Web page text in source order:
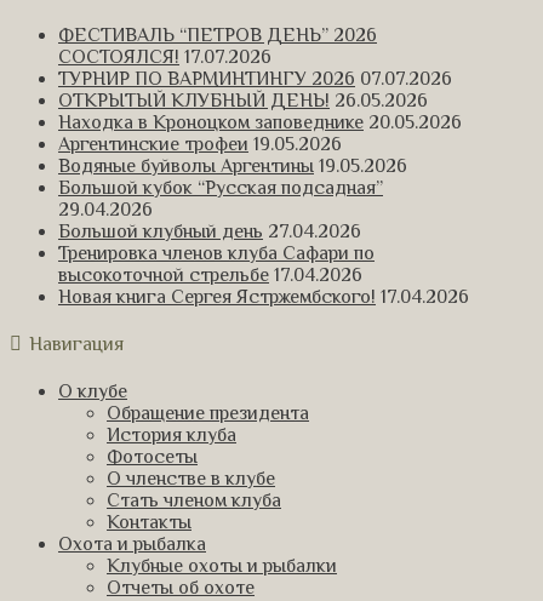
ФЕСТИВАЛЬ “ПЕТРОВ ДЕНЬ” 2026
СОСТОЯЛСЯ! 17.07.2026
ТУРНИР ПО ВАРМИНТИНГУ 2026 07.07.2026
ОТКРЫТЫЙ КЛУБНЫЙ ДЕНЬ! 26.05.2026
Находка в Кроноцком заповеднике 20.05.2026
Аргентинские трофеи 19.05.2026
Водяные буйволы Аргентины 19.05.2026
Большой кубок “Русская подсадная”
29.04.2026
Большой клубный день 27.04.2026
Тренировка членов клуба Сафари по
высокоточной стрельбе 17.04.2026
Новая книга Сергея Ястржембского! 17.04.2026
Навигация
О клубе
Обращение президента
История клуба
Фотосеты
О членстве в клубе
Стать членом клуба
Контакты
Охота и рыбалка
Клубные охоты и рыбалки
Отчеты об охоте